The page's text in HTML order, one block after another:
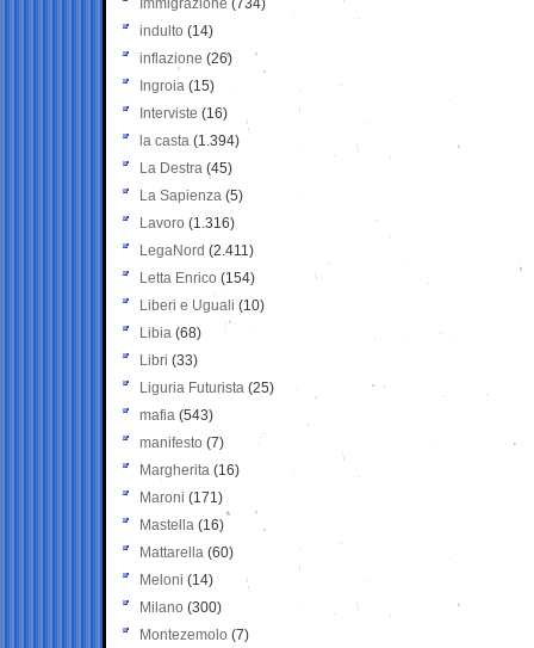
Immigrazione (734)
indulto (14)
inflazione (26)
Ingroia (15)
Interviste (16)
la casta (1.394)
La Destra (45)
La Sapienza (5)
Lavoro (1.316)
LegaNord (2.411)
Letta Enrico (154)
Liberi e Uguali (10)
Libia (68)
Libri (33)
Liguria Futurista (25)
mafia (543)
manifesto (7)
Margherita (16)
Maroni (171)
Mastella (16)
Mattarella (60)
Meloni (14)
Milano (300)
Montezemolo (7)